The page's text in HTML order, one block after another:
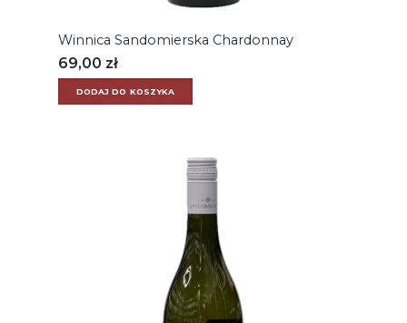
Winnica Sandomierska Chardonnay
69,00 zł
DODAJ DO KOSZYKA